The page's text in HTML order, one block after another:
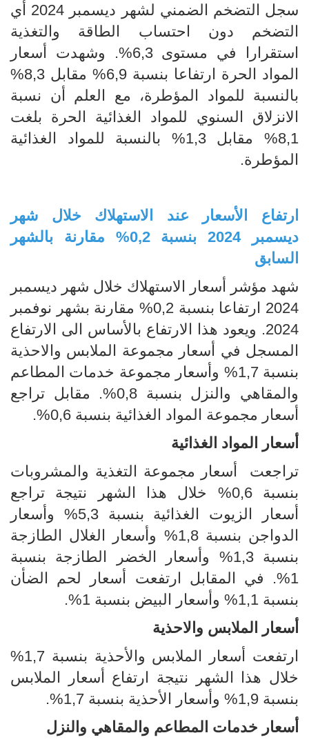
سجل التضخم الضمني لشهر ديسمبر 2024 أي
التضخم دون احتساب الطاقة والتغذية
استقرارا في مستوى 6,3%. وشهدت أسعار
المواد الحرة ارتفاعا بنسبة 6,9% مقابل 8,3%
بالنسبة للمواد المؤطرة، مع العلم أن نسبة
الانزلاق السنوي للمواد الغذائية الحرة بلغت
8,1% مقابل 1,3% بالنسبة للمواد الغذائية
المؤطرة.
ارتفاع الأسعار عند الاستهلاك خلال شهر
ديسمبر 2024 بنسبة 0,2% مقارنة بالشهر
السابق
شهد مؤشر أسعار الاستهلاك خلال شهر ديسمبر
2024 ارتفاعا بنسبة 0,2% مقارنة بشهر نوفمبر
2024. ويعود هذا الارتفاع بالأساس الى الارتفاع
المسجل في أسعار مجموعة الملابس والاحذية
بنسبة 1,7% وأسعار مجموعة خدمات المطاعم
والمقاهي والنزل بنسبة 0,8%. مقابل تراجع
أسعار مجموعة المواد الغذائية بنسبة 0,6%.
أسعار المواد الغذائية
تراجعت أسعار مجموعة التغذية والمشروبات
بنسبة 0,6% خلال هذا الشهر نتيجة تراجع
أسعار الزيوت الغذائية بنسبة 5,3% وأسعار
الدواجن بنسبة 1,8% وأسعار الغلال الطازجة
بنسبة 1,3% وأسعار الخضر الطازجة بنسبة
1%. في المقابل ارتفعت أسعار لحم الضأن
بنسبة 1,1% وأسعار البيض بنسبة 1%.
أسعار الملابس والاحذية
ارتفعت أسعار الملابس والأحذية بنسبة 1,7%
خلال هذا الشهر نتيجة ارتفاع أسعار الملابس
بنسبة 1,9% وأسعار الأحذية بنسبة 1,7%.
أسعار خدمات المطاعم والمقاهي والنزل